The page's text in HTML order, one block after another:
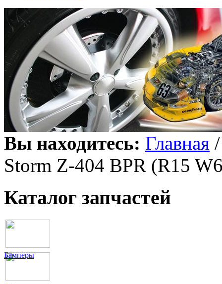
Вы находитесь: Главная
Storm Z-404 BPR (R15
Каталог запчастей
Бамперы